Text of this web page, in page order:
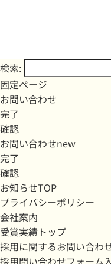
検索:
固定ページ
お問い合わせ
完了
確認
お問い合わせnew
完了
確認
お知らせTOP
プライバシーポリシー
会社案内
受賞実績トップ
採用に関するお問い合わ
採用問い合わせフォーム